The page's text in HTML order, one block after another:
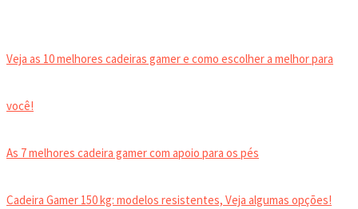
Veja as 10 melhores cadeiras gamer e como escolher a melhor para
você!
As 7 melhores cadeira gamer com apoio para os pés
Cadeira Gamer 150 kg: modelos resistentes, Veja algumas opções!